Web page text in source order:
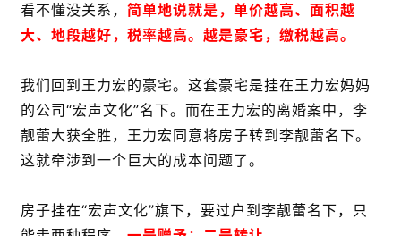
看不懂没关系， 简单地说就是，单价越高、面积越
大、地段越好，税率越高。越是豪宅，缴税越高。
我们回到王力宏的豪宅。这套豪宅是挂在王力宏妈妈
的公司“宏声文化”名下。而在王力宏的离婚案中，李
靓蕾大获全胜，王力宏同意将房子转到李靓蕾名下。
这就牵涉到一个巨大的成本问题了。
房子挂在“宏声文化”旗下，要过户到李靓蕾名下，只